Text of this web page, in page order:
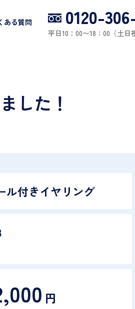
ある質問 0120-
平日10：00〜18：00（土日
した！
ル付きイヤリング
円